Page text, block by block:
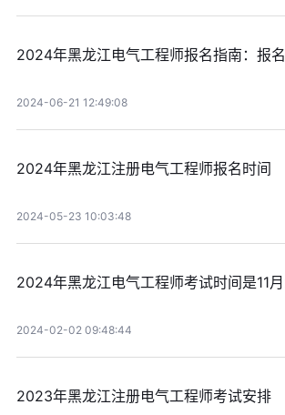
2024年黑龙江电气工程师报名指南：报
2024-06-21 12:49:08
2024年黑龙江注册电气工程师报名时间
2024-05-23 10:03:48
2024年黑龙江电气工程师考试时间是11
2024-02-02 09:48:44
2023年黑龙江注册电气工程师考试安排